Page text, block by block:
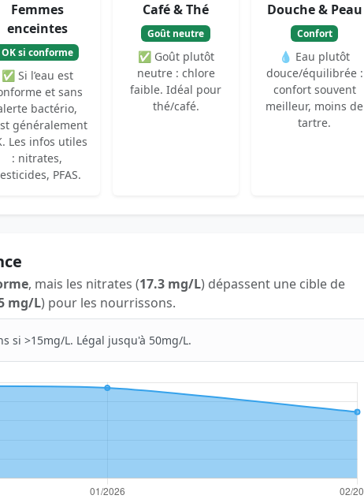
Femmes
enceintes
OK si conforme
✅ Si l’eau est
et sans
bactério,
généralement
Les infos utiles
: nitrates,
PFAS.
Café & Thé
Goût neutre
✅ Goût plutôt
neutre : chlore
faible. Idéal pour
thé/café.
Douche & Peau
Confort
💧 Eau plutôt
douce/équilibrée :
confort souvent
meilleur, moins de
tartre.
, mais les nitrates (17.3 mg/L) dépassent une cible de
mg/L) pour les nourrissons.
si >15mg/L. Légal jusqu'à 50mg/L.